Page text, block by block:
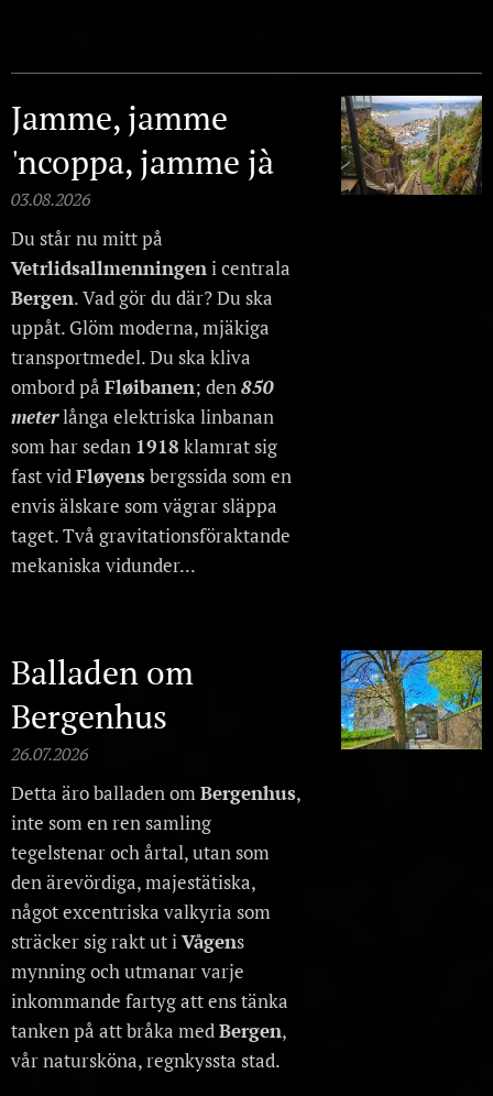
Jamme, jamme
'ncoppa, jamme jà
03.08.2026
Du står nu mitt på
Vetrlidsallmenningeni centrala
Bergen. Vad gör du där? Du ska
uppåt. Glöm moderna, mjäkiga
transportmedel. Du ska kliva
ombord på Fløibanen; den850
meterlånga elektriska linbanan
som har sedan 1918 klamrat sig
fast vidFløyens bergssida som en
envis älskare som vägrar släppa
taget. Två gravitationsföraktande
mekaniska vidunder...
Balladen om
Bergenhus
26.07.2026
Detta äro balladen omBergenhus,
inte som en ren samling
tegelstenar och årtal, utan som
den ärevördiga, majestätiska,
något excentriska valkyria som
sträcker sig rakt ut iVågens
mynning och utmanar varje
inkommande fartyg att ens tänka
tanken på att bråka medBergen,
vår natursköna, regnkyssta stad.